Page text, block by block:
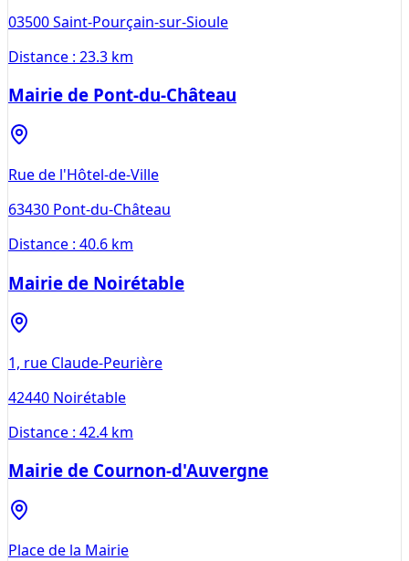
03500Saint-Pourçain-sur-Sioule
Distance : 23.3 km
Mairie de Pont-du-Château
Rue de l'Hôtel-de-Ville
63430 Pont-du-Château
Distance : 40.6 km
Mairie de Noirétable
1, rue Claude-Peurière
42440 Noirétable
Distance : 42.4 km
Mairie de Cournon-d'Auvergne
Place de la Mairie